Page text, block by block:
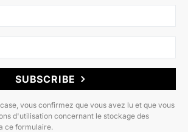
SUBSCRIBE
vous confirmez que vous avez lu et que vous
d'utilisation concernant le stockage des
ce formulaire.